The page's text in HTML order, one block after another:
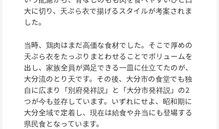
大に切り、天ぷら衣で揚げるスタイルが考案されま
した。
当時、鶏肉はまだ高価な食材でした。そこで厚めの
天ぷら衣をたっぷりまとわせることでボリュームを
出し、家族全員が満足できる一皿に仕立てたのが、
大分流のとり天です。その後、大分市の食堂でも独
自に広まり「別府発祥説」と「大分市発祥説」の2
つが今も並存しています。いずれにせよ、昭和期に
大分全域で定着し、現在は給食や弁当にも登場する
県民食となっています。